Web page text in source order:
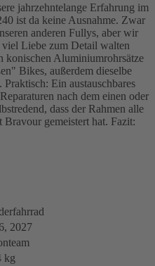
jahrzehntelange Erfahrung im
ist da keine Ausnahme. Zwar
anderen Fullys, aber wir
Liebe zum Detail walten
konischen Aluminiumrohrsätze
Bikes, außerdem dieselbe
Ein austauschbares
nach dem einen oder
dass der Rahmen alle
Bravour gemeistert hat. Fazit:
2027
kg